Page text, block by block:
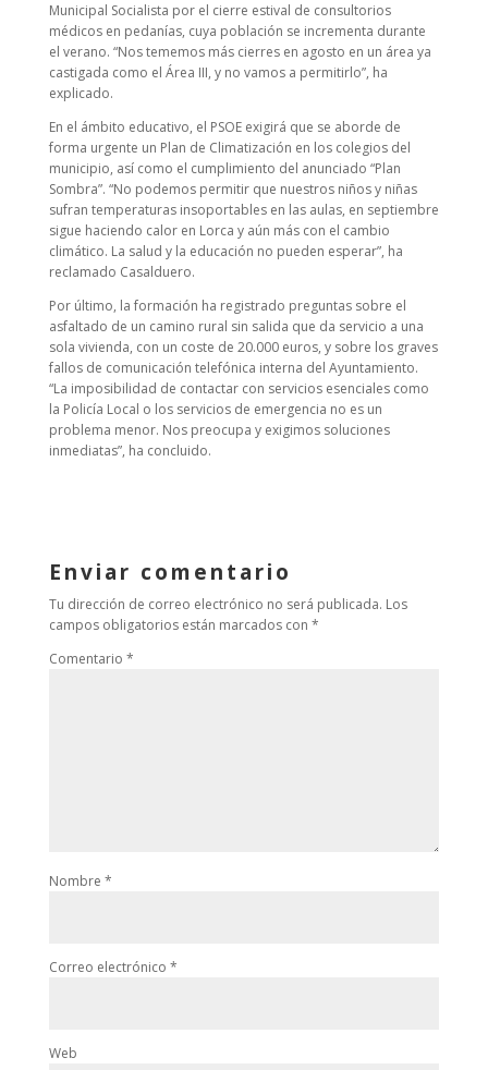
Municipal Socialista por el cierre estival de consultorios
médicos en pedanías, cuya población se incrementa durante
el verano. “Nos tememos más cierres en agosto en un área ya
castigada como el Área III, y no vamos a permitirlo”, ha
explicado.
En el ámbito educativo, el PSOE exigirá que se aborde de
forma urgente un Plan de Climatización en los colegios del
municipio, así como el cumplimiento del anunciado “Plan
Sombra”. “No podemos permitir que nuestros niños y niñas
sufran temperaturas insoportables en las aulas, en septiembre
sigue haciendo calor en Lorca y aún más con el cambio
climático. La salud y la educación no pueden esperar”, ha
reclamado Casalduero.
Por último, la formación ha registrado preguntas sobre el
asfaltado de un camino rural sin salida que da servicio a una
sola vivienda, con un coste de 20.000 euros, y sobre los graves
fallos de comunicación telefónica interna del Ayuntamiento.
“La imposibilidad de contactar con servicios esenciales como
la Policía Local o los servicios de emergencia no es un
problema menor. Nos preocupa y exigimos soluciones
inmediatas”, ha concluido.
Enviar comentario
Tu dirección de correo electrónico no será publicada. Los
campos obligatorios están marcados con *
Comentario *
Nombre *
Correo electrónico *
Web